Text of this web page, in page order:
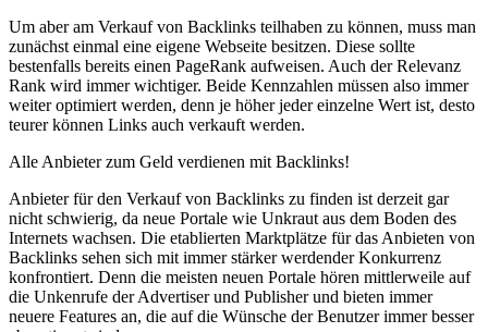
Um aber am Verkauf von Backlinks teilhaben zu können, muss man
zunächst einmal eine eigene Webseite besitzen. Diese sollte
bestenfalls bereits einen PageRank aufweisen. Auch der Relevanz
Rank wird immer wichtiger. Beide Kennzahlen müssen also immer
weiter optimiert werden, denn je höher jeder einzelne Wert ist, desto
teurer können Links auch verkauft werden.
Alle Anbieter zum Geld verdienen mit Backlinks!
Anbieter für den Verkauf von Backlinks zu finden ist derzeit gar
nicht schwierig, da neue Portale wie Unkraut aus dem Boden des
Internets wachsen. Die etablierten Marktplätze für das Anbieten von
Backlinks sehen sich mit immer stärker werdender Konkurrenz
konfrontiert. Denn die meisten neuen Portale hören mittlerweile auf
die Unkenrufe der Advertiser und Publisher und bieten immer
neuere Features an, die auf die Wünsche der Benutzer immer besser